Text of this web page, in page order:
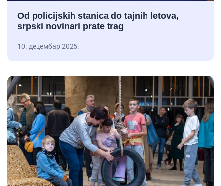
Od policijskih stanica do tajnih letova,
srpski novinari prate trag
10. децембар 2025.